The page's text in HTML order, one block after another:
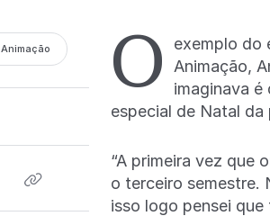
Animação O
exemplo do
Animação,
imaginava
especial de Natal da
“A primeira vez que
o terceiro semestre.
isso logo pensei